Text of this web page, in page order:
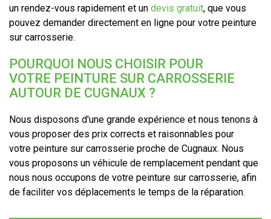
un rendez-vous rapidement et un devis gratuit, que vous
pouvez demander directement en ligne pour votre peinture
sur carrosserie.
POURQUOI NOUS CHOISIR POUR
VOTRE PEINTURE SUR CARROSSERIE
AUTOUR DE CUGNAUX ?
Nous disposons d'une grande expérience et nous tenons à
vous proposer des prix corrects et raisonnables pour
votre peinture sur carrosserie proche de Cugnaux. Nous
vous proposons un véhicule de remplacement pendant que
nous nous occupons de votre peinture sur carrosserie, afin
de faciliter vos déplacements le temps de la réparation.